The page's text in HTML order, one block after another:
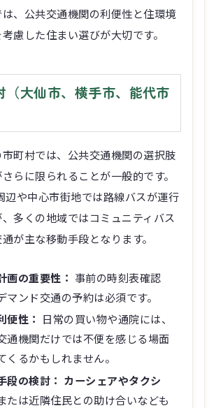
、公共交通機関の利便性と住環境
慮した住まい選びが大切です。
（大仙市、横手市、能代市
町村では、公共交通機関の選択肢
らに限られることが一般的です。
辺や中心市街地では路線バスが運行
多くの地域ではコミュニティバス
が主な移動手段となります。
画の重要性： 事前の時刻表確認
マンド交通の予約は必須です。
便性： 日常の買い物や通院には、
通機関だけでは不便を感じる場面
くるかもしれません。
段の検討： カーシェアやタクシ
たは近隣住民との助け合いなども